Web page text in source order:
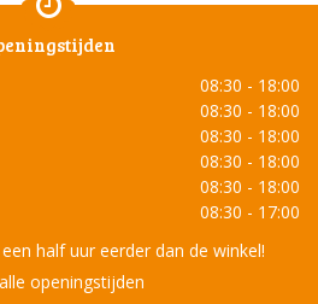
08:30 - 18:00
08:30 - 18:00
08:30 - 18:00
08:30 - 18:00
08:30 - 18:00
08:30 - 17:00
half uur eerder dan de winkel!
openingstijden